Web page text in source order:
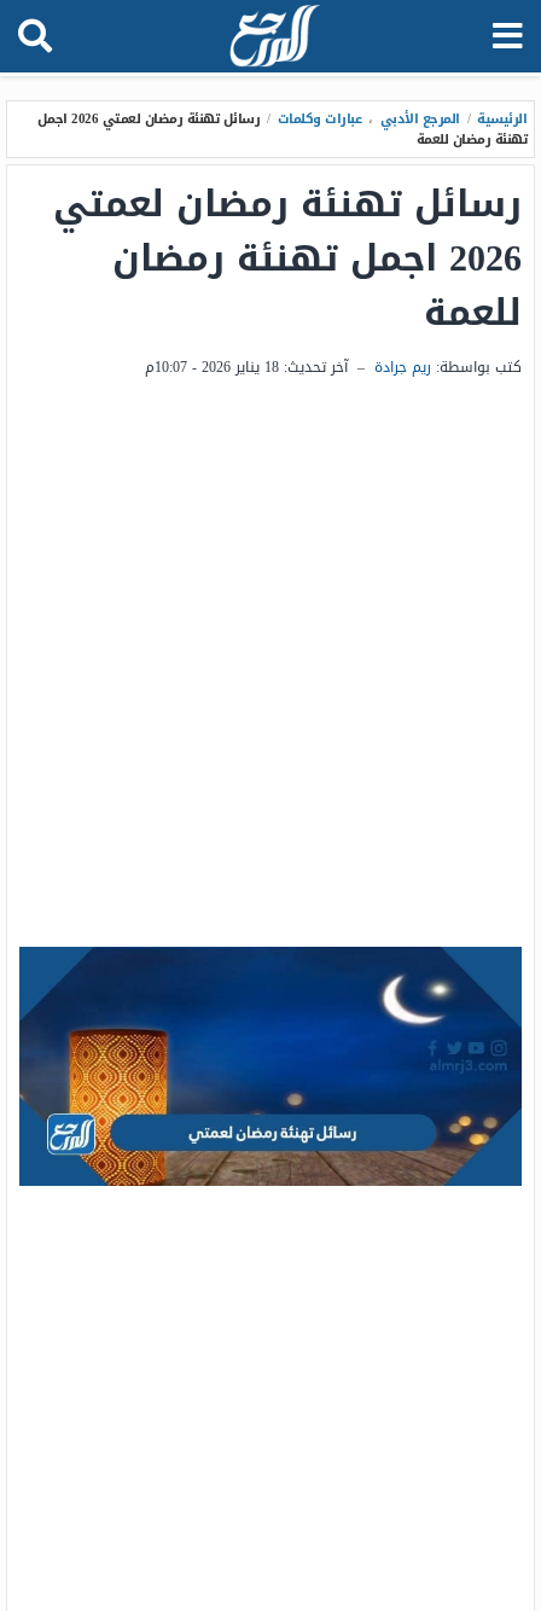
الرئيسية / المرجع الأدبي ، عبارات وكلمات /
رسائل تهنئة رمضان لعمتي 2026 اجمل
تهنئة رمضان للعمة
رسائل تهنئة رمضان لعمتي
2026 اجمل تهنئة رمضان
للعمة
كتب بواسطة: ريم جرادة – آخر تحديث: 18 يناير 2026 - 10:07م